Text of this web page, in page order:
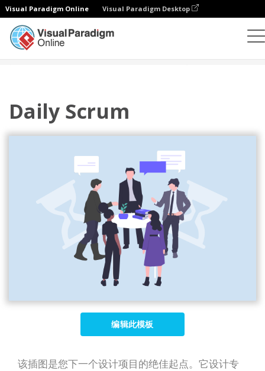
Visual Paradigm Online Visual Paradigm Desktop
Daily Scrum
编辑此模板
该插图是您下一个设计项目的绝佳起点。它设计专